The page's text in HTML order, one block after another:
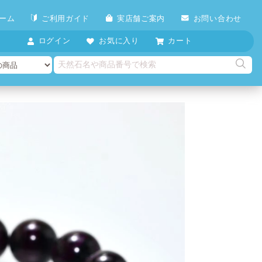
ム ご利用ガイド 実店舗ご案内 お問い合わせ
ログイン お気に入り カート